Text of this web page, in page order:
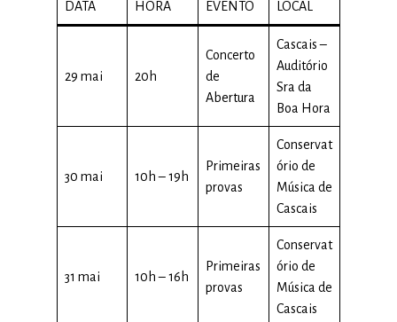
DATA HORA EVENTO LOCAL
29 mai 20h
Concerto
de
Abertura
Cascais –
Auditório
Sra da
Boa Hora
30 mai 10h – 19h
Primeiras
provas
Conservat
ório de
Música de
Cascais
31 mai 10h – 16h
Primeiras
provas
Conservat
ório de
Música de
Cascais